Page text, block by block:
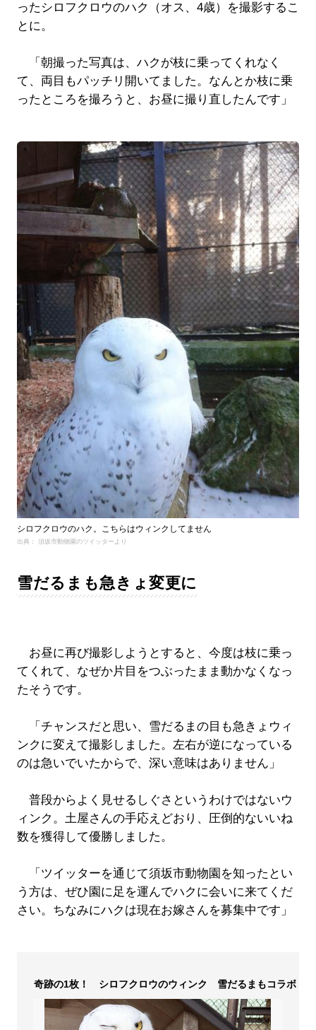
ったシロフクロウのハク（オス、4歳）を撮影するこ
とに。
「朝撮った写真は、ハクが枝に乗ってくれなく
て、両目もパッチリ開いてました。なんとか枝に乗
ったところを撮ろうと、お昼に撮り直したんです」
シロフクロウのハク。こちらはウィンクしてません
出典： 須坂市動物園のツイッターより
雪だるまも急きょ変更に
お昼に再び撮影しようとすると、今度は枝に乗っ
てくれて、なぜか片目をつぶったまま動かなくなっ
たそうです。
「チャンスだと思い、雪だるまの目も急きょウィ
ンクに変えて撮影しました。左右が逆になっている
のは急いでいたからで、深い意味はありません」
普段からよく見せるしぐさというわけではないウ
ィンク。土屋さんの手応えどおり、圧倒的ないいね
数を獲得して優勝しました。
「ツイッターを通じて須坂市動物園を知ったとい
う方は、ぜひ園に足を運んでハクに会いに来てくだ
さい。ちなみにハクは現在お嫁さんを募集中です」
奇跡の1枚！ シロフクロウのウィンク 雪だるまもコラボ